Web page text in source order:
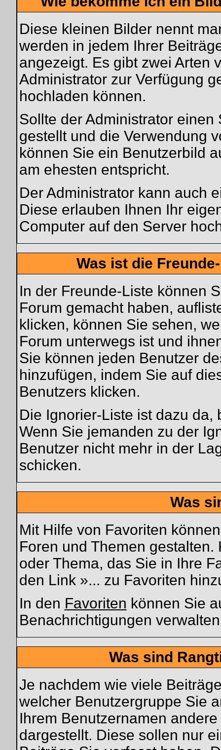
Diese kleinen Bilder nennt
werden in jedem Ihrer
angezeigt. Es gibt zwei Arten
Administrator zur Verfügung
hochladen können.
Sollte der Administrator
gestellt und die Verwendung
können Sie ein Benutzerbild
am ehesten entspricht.
Der Administrator kann auch
Diese erlauben Ihnen Ihr
Computer auf den Server
Was ist die
In der Freunde-Liste können
Forum gemacht haben,
klicken, können Sie sehen,
Forum unterwegs ist und
Sie können jeden Benutzer
hinzufügen, indem Sie auf
Benutzers klicken.
Die Ignorier-Liste ist dazu da,
Wenn Sie jemanden zu der
Benutzer nicht mehr in der
schicken.
Was
Mit Hilfe von Favoriten
Foren und Themen
oder Thema, das Sie in Ihre
den Link »... zu Favoriten
In den Favoriten können Sie
Benachrichtigungen
Was sind
Je nachdem wie viele
welcher Benutzergruppe Sie
Ihrem Benutzernamen
dargestellt. Diese sollen nur